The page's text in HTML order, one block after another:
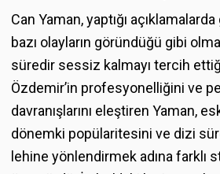
Can Yaman, yaptığı
bazı olayların göründüğü gibi
süredir sessiz kalmayı tercih
Özdemir’in profesyonelliğini ve
davranışlarını eleştiren Yaman,
dönemki popülaritesini ve dizi
lehine yönlendirmek adına farklı